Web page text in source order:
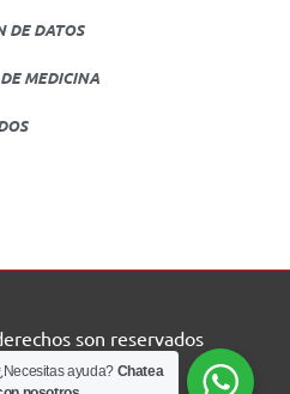
DE DATOS
MEDICINA
son reservados
ayuda? Chatea